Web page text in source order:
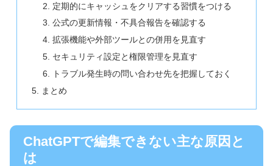
定期的にキャッシュをクリアする習慣をつける
公式の更新情報・不具合報告を確認する
拡張機能や外部ツールとの併用を見直す
セキュリティ設定と権限管理を見直す
トラブル発生時の問い合わせ先を把握しておく
まとめ
ChatGPTで編集できない主な原因と
は